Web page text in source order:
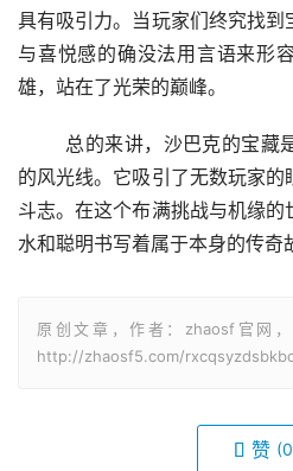
具有吸引力。当玩家们终究找
与喜悦感的确没法用言语来形
雄，站在了光荣的巅峰。
的风光线。它吸引了无数玩家
斗志。在这个布满挑战与机缘
水和聪明书写着属于本身的传奇
原创文章，作者：zhaosf官网
http://zhaosf5.com/
赞